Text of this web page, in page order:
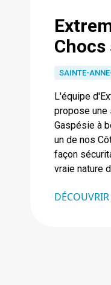
SAINTE-
L'équipe
propose une
Gaspésie à
un de nos
façon
vraie nature
DÉCOUVRIR